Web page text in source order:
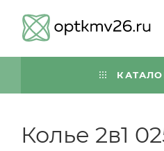
Колье 2в1